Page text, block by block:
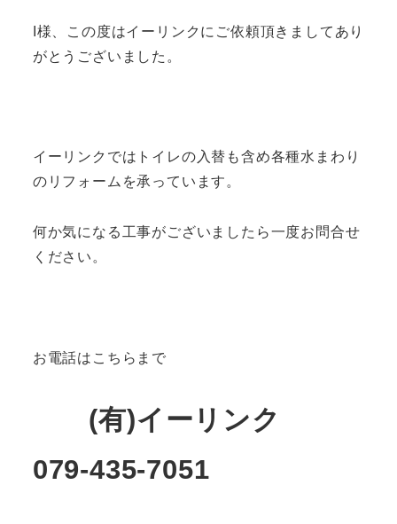
I様、この度はイーリンクにご依頼頂きましてあり
がとうございました。
イーリンクではトイレの入替も含め各種水まわり
のリフォームを承っています。
何か気になる工事がございましたら一度お問合せ
ください。
お電話はこちらまで
(有)イーリンク
079-435-7051